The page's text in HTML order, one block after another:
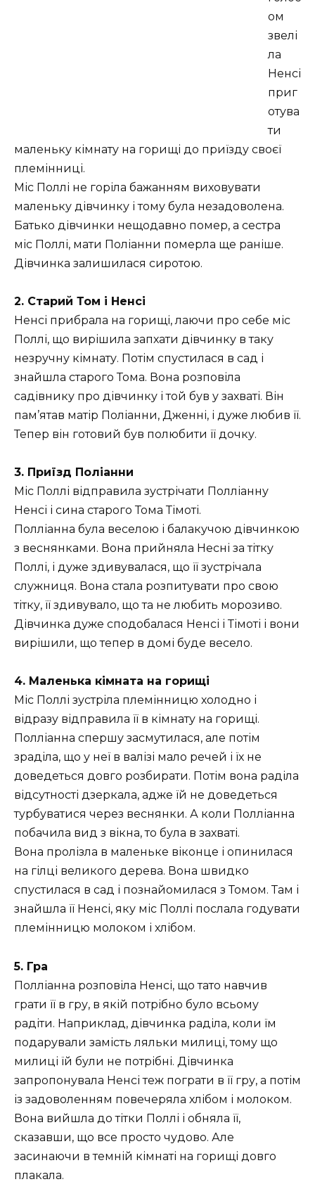
ом
звелі
ла
Ненсі
приг
отува
ти
маленьку кімнату на горищі до приїзду своєї
племінниці.
Міс Поллі не горіла бажанням виховувати
маленьку дівчинку і тому була незадоволена.
Батько дівчинки нещодавно помер, а сестра
міс Поллі, мати Поліанни померла ще раніше.
Дівчинка залишилася сиротою.
2. Старий Том і Ненсі
Ненсі прибрала на горищі, лаючи про себе міс
Поллі, що вирішила запхати дівчинку в таку
незручну кімнату. Потім спустилася в сад і
знайшла старого Тома. Вона розповіла
садівнику про дівчинку і той був у захваті. Він
пам’ятав матір Поліанни, Дженні, і дуже любив її.
Тепер він готовий був полюбити її дочку.
3. Приїзд Поліанни
Міс Поллі відправила зустрічати Полліанну
Ненсі і сина старого Тома Тімоті.
Полліанна була веселою і балакучою дівчинкою
з веснянками. Вона прийняла Несні за тітку
Поллі, і дуже здивувалася, що її зустрічала
служниця. Вона стала розпитувати про свою
тітку, її здивувало, що та не любить морозиво.
Дівчинка дуже сподобалася Ненсі і Тімоті і вони
вирішили, що тепер в домі буде весело.
4. Маленька кімната на горищі
Міс Поллі зустріла племінницю холодно і
відразу відправила її в кімнату на горищі.
Полліанна спершу засмутилася, але потім
зраділа, що у неї в валізі мало речей і їх не
доведеться довго розбирати. Потім вона раділа
відсутності дзеркала, адже їй не доведеться
турбуватися через веснянки. А коли Полліанна
побачила вид з вікна, то була в захваті.
Вона пролізла в маленьке віконце і опинилася
на гілці великого дерева. Вона швидко
спустилася в сад і познайомилася з Томом. Там і
знайшла її Ненсі, яку міс Поллі послала годувати
племінницю молоком і хлібом.
5. Гра
Полліанна розповіла Ненсі, що тато навчив
грати її в гру, в якій потрібно було всьому
радіти. Наприклад, дівчинка раділа, коли їм
подарували замість ляльки милиці, тому що
милиці їй були не потрібні. Дівчинка
запропонувала Ненсі теж пограти в її гру, а потім
із задоволенням повечеряла хлібом і молоком.
Вона вийшла до тітки Поллі і обняла її,
сказавши, що все просто чудово. Але
засинаючи в темній кімнаті на горищі довго
плакала.